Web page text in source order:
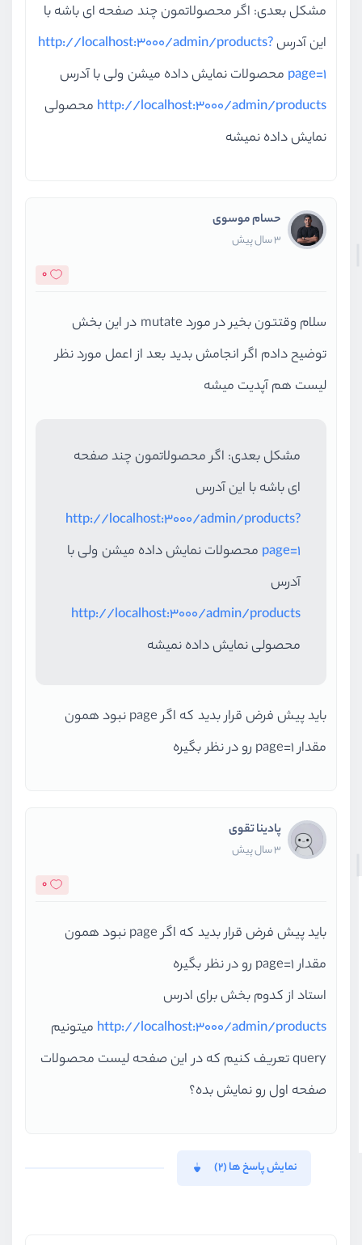
مشکل بعدی: اگر محصولاتمون چند صفحه ای باشه با
این آدرسhttp://localhost:3000/admin/products?
page=1 محصولات نمایش داده میشن ولی با آدرس
http://localhost:3000/admin/products محصولی
نمایش داده نمیشه
حسام موسوی
3 سال پیش
0
سلام وقتتون بخیر در مورد mutate در این بخش
توضیح دادم اگر انجامش بدید بعد از اعمل مورد نظر
لیست هم آپدیت میشه
مشکل بعدی: اگر محصولاتمون چند صفحه
ای باشه با این آدرس
http://localhost:3000/admin/products?
page=1 محصولات نمایش داده میشن ولی با
آدرس
http://localhost:3000/admin/products
محصولی نمایش داده نمیشه
باید پیش فرض قرار بدید که اگر page نبود همون
مقدار page=1 رو در نظر بگیره
پادینا تقوی
3 سال پیش
0
باید پیش فرض قرار بدید که اگر page نبود همون
مقدار page=1 رو در نظر بگیره
استاد از کدوم بخش برای ادرس
http://localhost:3000/admin/products میتونیم
query تعریف کنیم که در این صفحه لیست محصولات
صفحه اول رو نمایش بده؟
نمایش پاسخ ها (2)